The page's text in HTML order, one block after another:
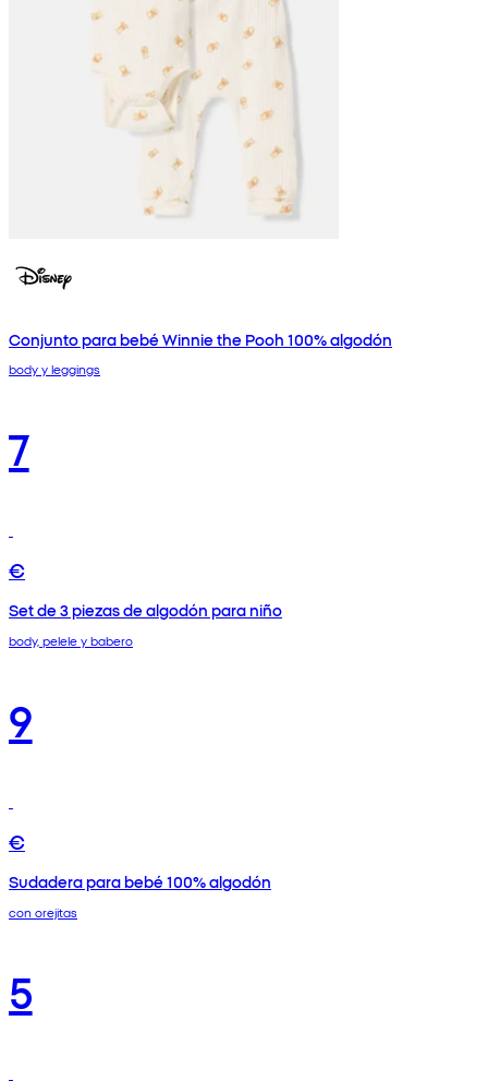
Conjunto para bebé Winnie the Pooh 100% algodón
body y leggings
7
€
Set de 3 piezas de algodón para niño
body, pelele y babero
9
€
Sudadera para bebé 100% algodón
con orejitas
5